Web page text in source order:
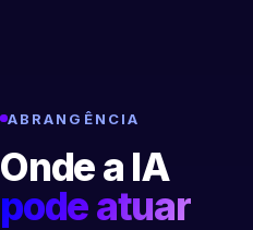
ABRANGÊNCIA
Onde a IA
pode atuar